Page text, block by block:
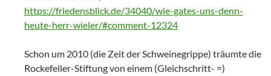
https://friedensblick.de/34040/wie-gates-uns-denn-
heute-herr-wieler/#comment-12324
Schon um 2010 (die Zeit der Schweinegrippe) träumte die
Rockefeller-Stiftung von einem (Gleichschritt- =)